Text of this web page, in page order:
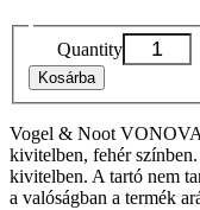
Quantity
Kosárba
Vogel & Noot VONOVA
kivitelben, fehér
kivitelben. A tartó nem
a valóságban a termék